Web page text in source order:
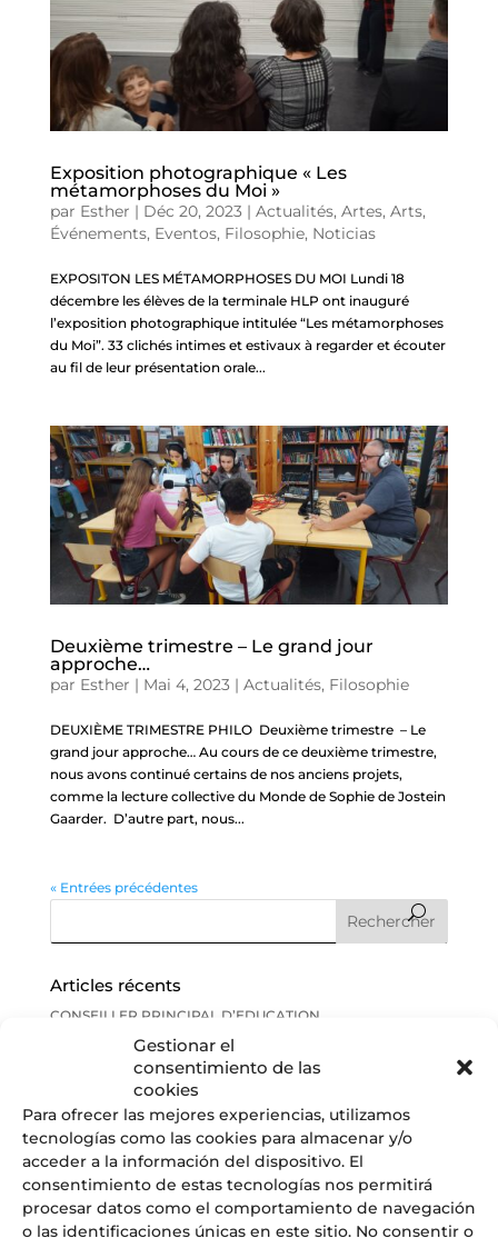
Gestionar el
consentimiento de las
cookies
Para ofrecer las mejores experiencias, utilizamos
tecnologías como las cookies para almacenar y/o
acceder a la información del dispositivo. El
consentimiento de estas tecnologías nos permitirá
procesar datos como el comportamiento de navegación
o las identificaciones únicas en este sitio. No consentir o
Exposition photographique « Les
métamorphoses du Moi »
par Esther | Déc 20, 2023| Actualités, Artes, Arts,
Événements, Eventos, Filosophie, Noticias
EXPOSITON LES MÉTAMORPHOSES DU MOI Lundi 18
décembre les élèves de la terminale HLP ont inauguré
l’exposition photographique intitulée “Les métamorphoses
du Moi”. 33 clichés intimes et estivaux à regarder et écouter
au fil de leur présentation orale...
Deuxième trimestre – Le grand jour
approche…
par Esther | Mai 4, 2023| Actualités, Filosophie
DEUXIÈME TRIMESTRE PHILO Deuxième trimestre – Le
grand jour approche… Au cours de ce deuxième trimestre,
nous avons continué certains de nos anciens projets,
comme la lecture collective du Monde de Sophie de Jostein
Gaarder. D’autre part, nous...
« Entrées précédentes
Articles récents
CONSEILLER PRINCIPAL D’EDUCATION
Remise des diplômes CM2 : quand la fin d’une étape est, en
réalité, le début de tout
Web Radio LFI Alicante #4
URGENT ! OFFRE D’EMPLOI: professeur d’Anglais
OFFRE D’EMPLOI: PROFESSEUR D’HISTOIRE
GÉOGRAPHIE
Commentaires récents